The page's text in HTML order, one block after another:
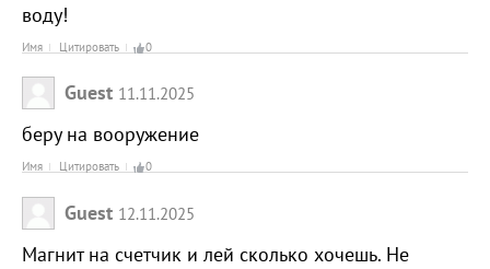
воду!
Имя Цитировать 0
Guest 11.11.2025
беру на вооружение
Имя Цитировать 0
Guest 12.11.2025
Магнит на счетчик и лей сколько хочешь. Не